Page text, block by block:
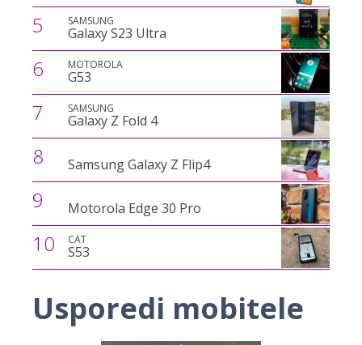
5 SAMSUNG
Galaxy S23 Ultra
6 MOTOROLA
G53
7 SAMSUNG
Galaxy Z Fold 4
8 Samsung Galaxy Z Flip4
9 Motorola Edge 30 Pro
10 CAT
S53
Usporedi mobitele